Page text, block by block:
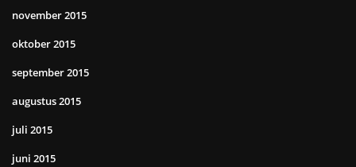
november 2015
oktober 2015
september 2015
augustus 2015
juli 2015
juni 2015